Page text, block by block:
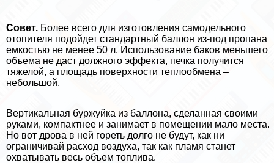
Совет. Более всего для изготовления самодельного
отопителя подойдет стандартный баллон из-под пропана
емкостью не менее 50 л. Использование баков меньшего
объема не даст должного эффекта, печка получится
тяжелой, а площадь поверхности теплообмена –
небольшой.
Вертикальная буржуйка из баллона, сделанная своими
руками, компактнее и занимает в помещении мало места.
Но вот дрова в ней гореть долго не будут, как ни
ограничивай расход воздуха, так как пламя станет
охватывать весь объем топлива.